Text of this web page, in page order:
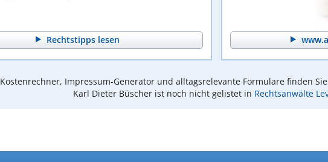
Rechtstipps lesen
Kostenrechner, Impressum-Generator und alltagsrelevante Formulare finden
Karl Dieter Büscher ist noch nicht gelistet in Rechtsanwälte